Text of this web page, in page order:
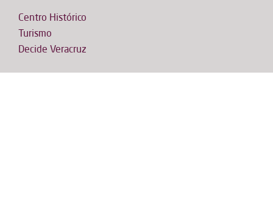
Centro Histórico
Turismo
Decide Veracruz